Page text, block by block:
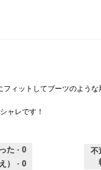
ィットしてブーツのような
ャレです！
た · 0
） · 0
不